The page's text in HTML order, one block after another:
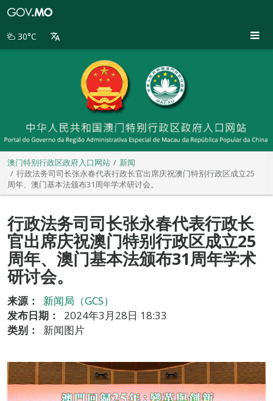
别
30°C
澳门特别行政区政府入口网站
新闻
行政法务司司长张永春代表行政长官出席庆祝澳门特别行政区成立25
周年、澳门基本法颁布31周年学术研讨会。
行政法务司司长张永春代表行政长
官出席庆祝澳门特别行政区成立25
周年、澳门基本法颁布31周年学术
研讨会。
来源：
新闻局（GCS）
发布日期：
2024年3月28日 18:33
类别：
新闻图片